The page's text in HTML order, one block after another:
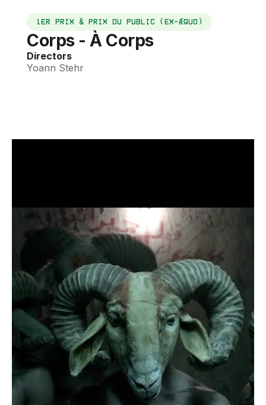
1ER PRIX & PRIX DU PUBLIC (EX-ÆQUO)
Corps - À Corps
Directors
Yoann Stehr